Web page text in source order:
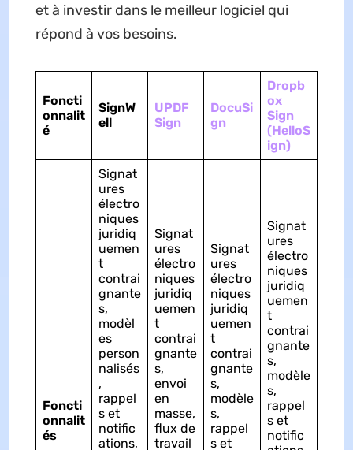
et à investir dans le meilleur logiciel qui
répond à vos besoins.
Foncti
onnalit
é
SignW
ell
UPDF
Sign
DocuSi
gn
Dropb
ox
Sign
(HelloS
ign)
Foncti
onnalit
és
Signat
ures
électro
niques
juridiq
uemen
t
contrai
gnante
s,
modèl
es
person
nalisés
,
rappel
s et
notific
ations,
Signat
ures
électro
niques
juridiq
uemen
t
contrai
gnante
s,
envoi
en
masse,
flux de
travail
Signat
ures
électro
niques
juridiq
uemen
t
contrai
gnante
s,
modèle
s,
rappel
s et
Signat
ures
électro
niques
juridiq
uemen
t
contrai
gnante
s,
modèle
s,
rappel
s et
notific